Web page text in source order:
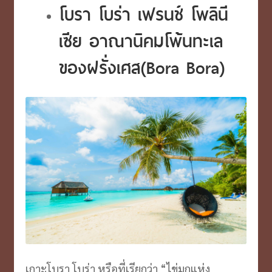
โบรา โบร่า เฟรนช์ โพลินี
เซีย อาณานิคมโพ้นทะเล
ของฝรั่งเศส(Bora Bora)
เกาะโบรา โบร่า หรือที่เรียกว่า “ไข่มุกแห่ง